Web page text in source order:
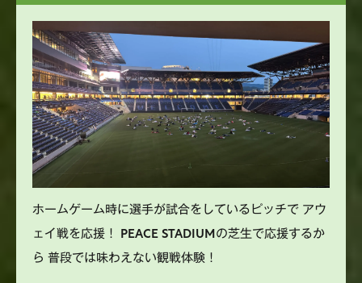
ホームゲーム時に選手が試合をしているピッチで アウ
ェイ戦を応援！ PEACE STADIUMの芝生で応援するか
ら 普段では味わえない観戦体験！